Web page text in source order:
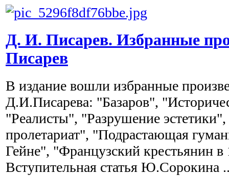
Д. И. Писарев. Избранные
Писарев
В издание вошли избранные
Д.И.Писарева: "Базаров",
"Реалисты", "Разрушение
пролетариат", "Подрастающая
Гейне", "Французский крестьянин в
Вступительная статья Ю.Сорокина